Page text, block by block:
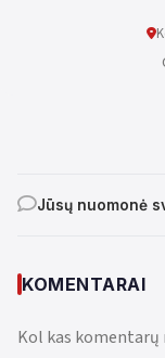
Jūsų nuomonė
KOMENTARAI
Kol kas komentarų